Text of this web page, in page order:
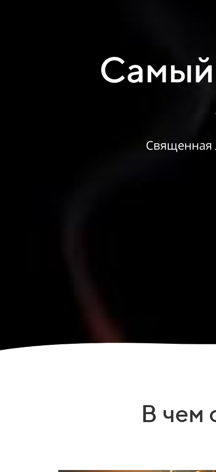
Самый
Священная
В чем